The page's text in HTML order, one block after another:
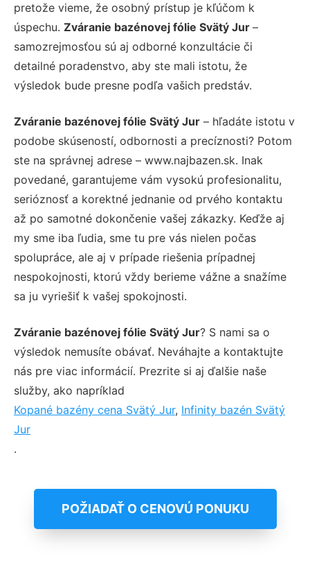
pretože vieme, že osobný prístup je kľúčom k
úspechu. Zváranie bazénovej fólie Svätý Jur –
samozrejmosťou sú aj odborné konzultácie či
detailné poradenstvo, aby ste mali istotu, že
výsledok bude presne podľa vašich predstáv.
Zváranie bazénovej fólie Svätý Jur – hľadáte istotu v
podobe skúseností, odbornosti a precíznosti? Potom
ste na správnej adrese – www.najbazen.sk. Inak
povedané, garantujeme vám vysokú profesionalitu,
serióznosť a korektné jednanie od prvého kontaktu
až po samotné dokončenie vašej zákazky. Keďže aj
my sme iba ľudia, sme tu pre vás nielen počas
spolupráce, ale aj v prípade riešenia prípadnej
nespokojnosti, ktorú vždy berieme vážne a snažíme
sa ju vyriešiť k vašej spokojnosti.
Zváranie bazénovej fólie Svätý Jur? S nami sa o
výsledok nemusíte obávať. Neváhajte a kontaktujte
nás pre viac informácií. Prezrite si aj ďalšie naše
služby, ako napríklad
Kopané bazény cena Svätý Jur, Infinity bazén Svätý
Jur
.
POŽIADAŤ O CENOVÚ PONUKU